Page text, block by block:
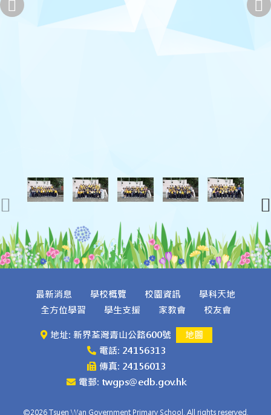
最新消息 學校概覽 校園資訊
學科天地
全方位學習
學生支援 家教會 校友會
地址: 新界荃灣青山公路600號
地圖
電話: 24156313
傳真: 24156013
電郵: twgps@edb.gov.hk
©2026 Tsuen Wan Government Primary School. All rights reserved.